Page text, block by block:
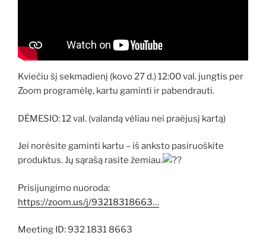
Kviečiu šį sekmadienį (kovo 27 d.) 12:00 val. jungtis per
Zoom programėlę, kartu gaminti ir pabendrauti.
DĖMESIO: 12 val. (valandą vėliau nei praėjusį kartą)
Jei norėsite gaminti kartu – iš anksto pasiruoškite
produktus. Jų sąrašą rasite žemiau.
Prisijungimo nuoroda:
https://zoom.us/j/93218318663…
Meeting ID: 932 1831 8663